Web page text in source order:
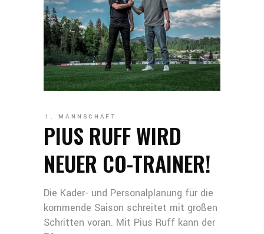
1. MANNSCHAFT
PIUS RUFF WIRD
NEUER CO-TRAINER!
Die Kader- und Personalplanung für die
kommende Saison schreitet mit großen
Schritten voran. Mit Pius Ruff kann der